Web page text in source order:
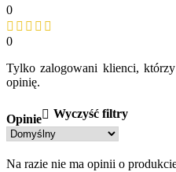
0
0
Opinie Wyczyść filtry
Na razie nie ma opinii o
Tylko zalogowani klienci,
opinię.